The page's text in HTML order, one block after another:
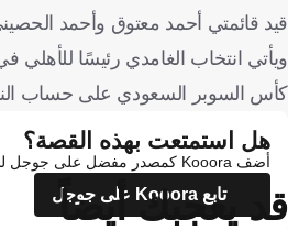
قيد قائمتي أحمد معتوق وأحمد
ويأتي انتخاب الغامدي رئيسًا للأهلي
كأس السوبر السعودي على حساب
هل استمتعت بهذه القصة؟
أضف Kooora كمصدر مفضل على جوجل للاطلاع على المزيد من تقاريرنا
تابع Kooora على جوجل
قد يعجبك أيضاً